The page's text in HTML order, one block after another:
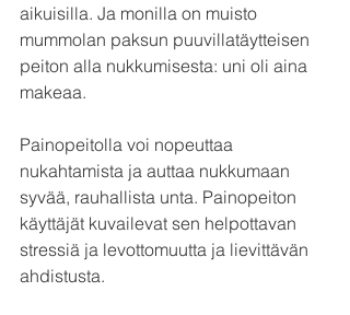
aikuisilla. Ja monilla on muisto
mummolan paksun puuvillatäytteisen
peiton alla nukkumisesta: uni oli aina
makeaa.
Painopeitolla voi nopeuttaa
nukahtamista ja auttaa nukkumaan
syvää, rauhallista unta. Painopeiton
käyttäjät kuvailevat sen helpottavan
stressiä ja levottomuutta ja lievittävän
ahdistusta.